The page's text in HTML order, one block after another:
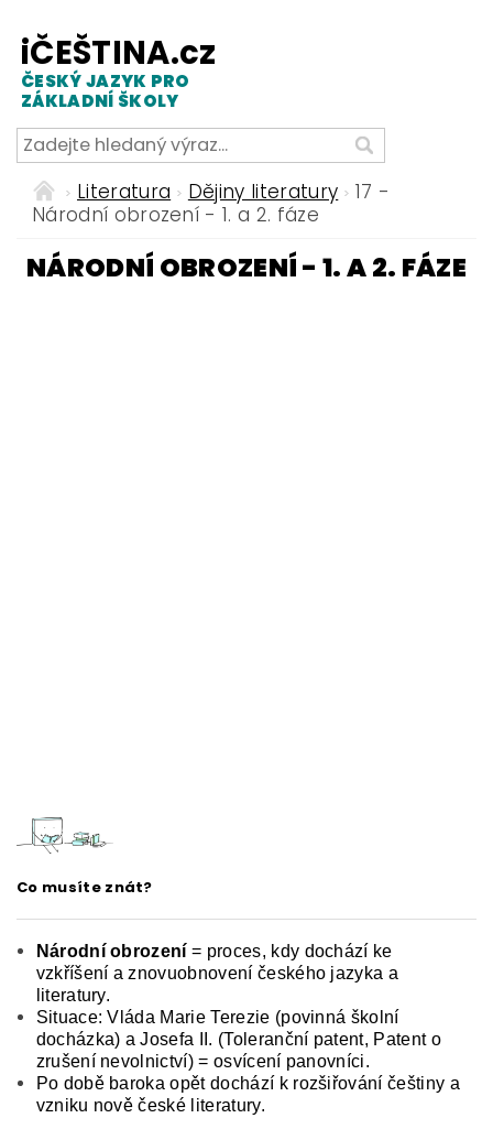
iČEŠTINA.cz
ČESKÝ JAZYK PRO
ZÁKLADNÍ ŠKOLY
Literatura Dějiny literatury
17 -
Národní obrození - 1. a 2. fáze
NÁRODNÍ OBROZENÍ - 1. A 2. FÁZE
Co musíte znát?
Národní obrození= proces, kdy dochází ke
vzkříšení a znovuobnovení českého jazyka a
literatury.
Situace: Vláda Marie Terezie (povinná školní
docházka) a Josefa II. (Toleranční patent, Patent o
zrušení nevolnictví) = osvícení panovníci.
Po době baroka opět dochází k rozšiřování češtiny a
vzniku nově české literatury.